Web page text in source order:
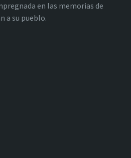
en las memorias de
a su pueblo.